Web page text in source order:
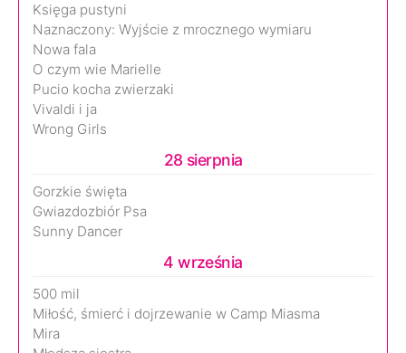
Księga pustyni
Naznaczony: Wyjście z mrocznego wymiaru
Nowa fala
O czym wie Marielle
Pucio kocha zwierzaki
Vivaldi i ja
Wrong Girls
28 sierpnia
Gorzkie święta
Gwiazdozbiór Psa
Sunny Dancer
4 września
500 mil
Miłość, śmierć i dojrzewanie w Camp Miasma
Mira